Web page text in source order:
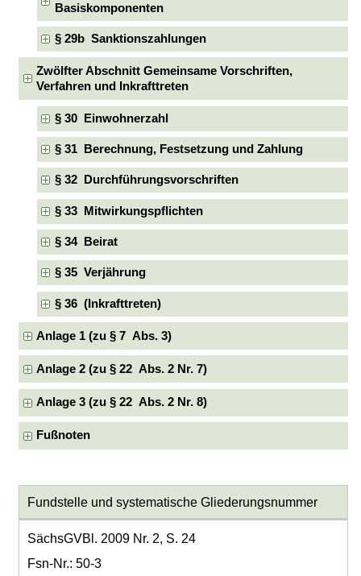
Basiskomponenten
§ 29b Sanktionszahlungen
Zwölfter Abschnitt Gemeinsame Vorschriften,
Verfahren und Inkrafttreten
§ 30 Einwohnerzahl
§ 31 Berechnung, Festsetzung und Zahlung
§ 32 Durchführungsvorschriften
§ 33 Mitwirkungspflichten
§ 34 Beirat
§ 35 Verjährung
§ 36 (Inkrafttreten)
Anlage 1 (zu § 7 Abs. 3)
Anlage 2 (zu § 22 Abs. 2 Nr. 7)
Anlage 3 (zu § 22 Abs. 2 Nr. 8)
Fußnoten
Fundstelle und systematische Gliederungsnummer
SächsGVBl. 2009 Nr. 2, S. 24
Fsn-Nr.: 50-3